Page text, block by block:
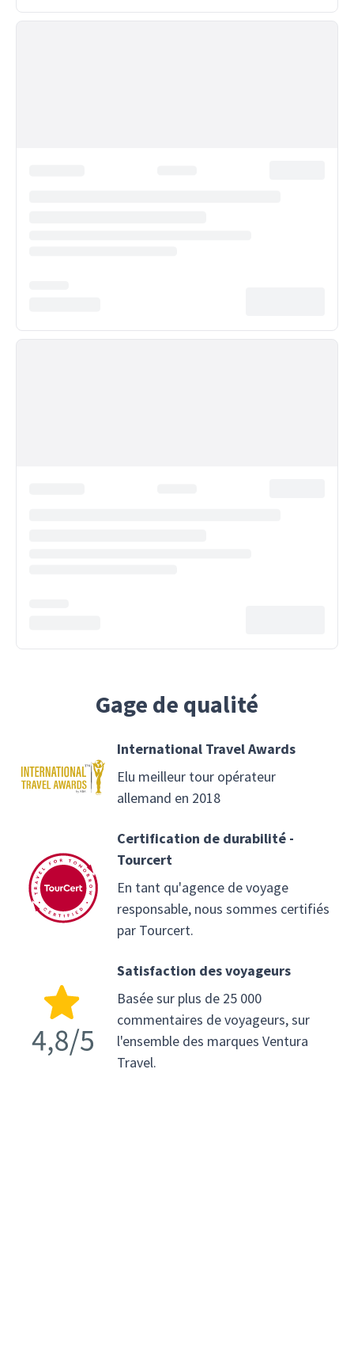
Gage de qualité
International Travel Awards
Elu meilleur tour opérateur
allemand en 2018
Certification de durabilité -
Tourcert
En tant qu'agence de voyage
responsable, nous sommes certifiés
par Tourcert.
Satisfaction des voyageurs
Basée sur plus de 25 000
commentaires de voyageurs, sur
l'ensemble des marques Ventura
Travel.